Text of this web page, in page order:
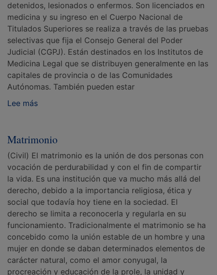
detenidos, lesionados o enfermos. Son licenciados en
medicina y su ingreso en el Cuerpo Nacional de
Titulados Superiores se realiza a través de las pruebas
selectivas que fija el Consejo General del Poder
Judicial (CGPJ). Están destinados en los Institutos de
Medicina Legal que se distribuyen generalmente en las
capitales de provincia o de las Comunidades
Autónomas. También pueden estar
Lee más
Matrimonio
(Civil) El matrimonio es la unión de dos personas con
vocación de perdurabilidad y con el fin de compartir
la vida. Es una institución que va mucho más allá del
derecho, debido a la importancia religiosa, ética y
social que todavía hoy tiene en la sociedad. El
derecho se limita a reconocerla y regularla en su
funcionamiento. Tradicionalmente el matrimonio se ha
concebido como la unión estable de un hombre y una
mujer en donde se daban determinados elementos de
carácter natural, como el amor conyugal, la
procreación y educación de la prole, la unidad y